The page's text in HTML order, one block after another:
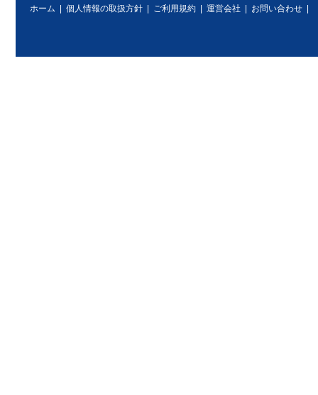
ホーム 個人情報の取扱方針 ご利用規約 運営会社 お問い合わせ